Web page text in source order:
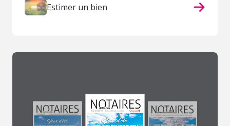
Estimer un bien